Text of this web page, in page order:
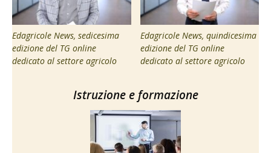
Edagricole News, sedicesima
edizione del TG online
dedicato al settore agricolo
Edagricole News, quindicesima
edizione del TG online
dedicato al settore agricolo
Istruzione e formazione